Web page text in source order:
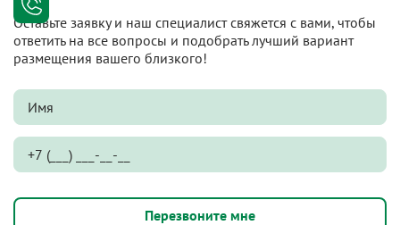
Оставьте заявку и наш специалист свяжется с вами, чтобы
ответить на все вопросы и подобрать лучший вариант
размещения вашего близкого!